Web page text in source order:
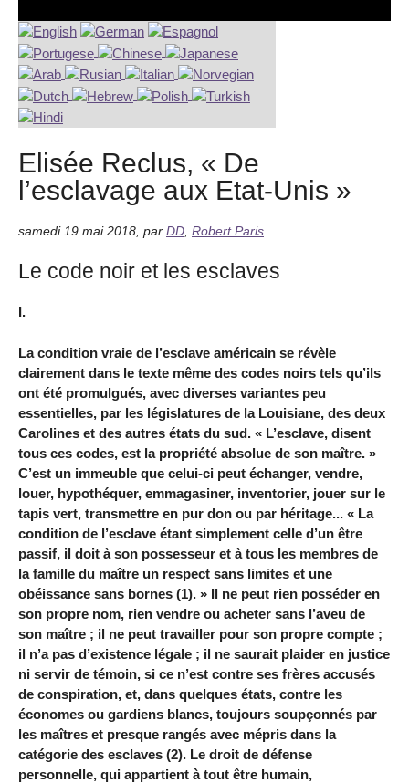
Elisée Reclus, « De
l’esclavage aux Etat-Unis »
samedi 19 mai 2018 par DD Robert Paris
Le code noir et les esclaves
I.
La condition vraie de l’esclave américain se révèle
clairement dans le texte même des codes noirs tels qu’ils
ont été promulgués, avec diverses variantes peu
essentielles, par les législatures de la Louisiane, des deux
Carolines et des autres états du sud. « L’esclave, disent
tous ces codes, est la propriété absolue de son maître. »
C’est un immeuble que celui-ci peut échanger, vendre,
louer, hypothéquer, emmagasiner, inventorier, jouer sur le
tapis vert, transmettre en pur don ou par héritage... « La
condition de l’esclave étant simplement celle d’un être
passif, il doit à son possesseur et à tous les membres de
la famille du maître un respect sans limites et une
obéissance sans bornes (1). » Il ne peut rien posséder en
son propre nom, rien vendre ou acheter sans l’aveu de
son maître ; il ne peut travailler pour son propre compte ;
il n’a pas d’existence légale ; il ne saurait plaider en justice
ni servir de témoin, si ce n’est contre ses frères accusés
de conspiration, et, dans quelques états, contre les
économes ou gardiens blancs, toujours soupçonnés par
les maîtres et presque rangés avec mépris dans la
catégorie des esclaves (2). Le droit de défense
personnelle, qui appartient à tout être humain,